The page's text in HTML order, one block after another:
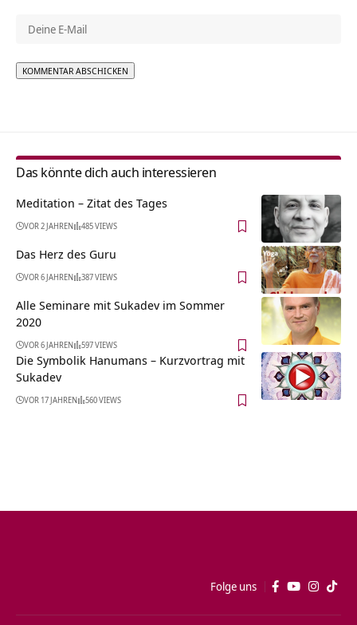
Das könnte dich auch interessieren
Meditation – Zitat des Tages
VOR 2 JAHREN 485 VIEWS
Das Herz des Guru
VOR 6 JAHREN 387 VIEWS
Alle Seminare mit Sukadev im Sommer
2020
VOR 6 JAHREN 597 VIEWS
Die Symbolik Hanumans – Kurzvortrag mit
Sukadev
VOR 17 JAHREN 560 VIEWS
Folge uns